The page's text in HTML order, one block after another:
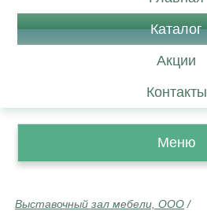
Каталог
Акции
Контакты
Меню
Выставочный зал мебели, ООО /